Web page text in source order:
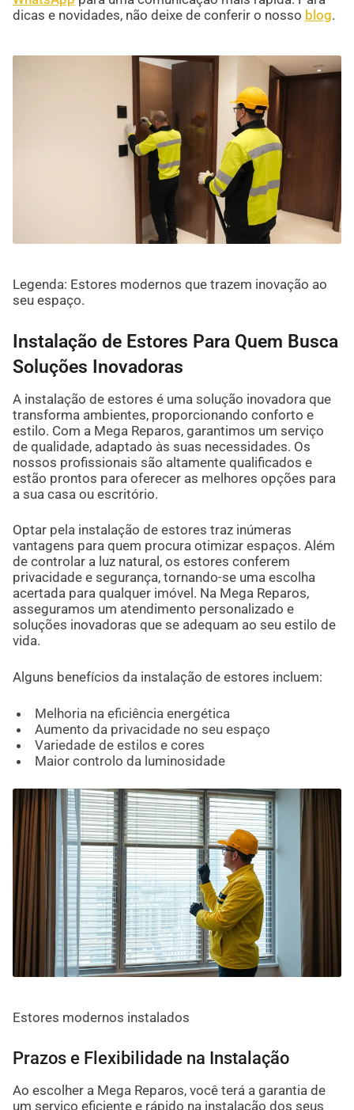
dicas e novidades, não deixe de conferir o nosso blog.
Legenda: Estores modernos que trazem inovação ao
seu espaço.
Instalação de Estores Para Quem Busca
Soluções Inovadoras
A instalação de estores é uma solução inovadora que
transforma ambientes, proporcionando conforto e
estilo. Com a Mega Reparos, garantimos um serviço
de qualidade, adaptado às suas necessidades. Os
nossos profissionais são altamente qualificados e
estão prontos para oferecer as melhores opções para
a sua casa ou escritório.
Optar pela instalação de estores traz inúmeras
vantagens para quem procura otimizar espaços. Além
de controlar a luz natural, os estores conferem
privacidade e segurança, tornando-se uma escolha
acertada para qualquer imóvel. Na Mega Reparos,
asseguramos um atendimento personalizado e
soluções inovadoras que se adequam ao seu estilo de
vida.
Alguns benefícios da instalação de estores incluem:
Melhoria na eficiência energética
Aumento da privacidade no seu espaço
Variedade de estilos e cores
Maior controlo da luminosidade
Estores modernos instalados
Prazos e Flexibilidade na Instalação
Ao escolher a Mega Reparos, você terá a garantia de
um serviço eficiente e rápido na instalação dos seus